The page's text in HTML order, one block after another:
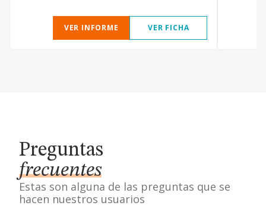
VER INFORME VER FICHA
Preguntas
frecuentes
Estas son alguna de las preguntas que se
hacen nuestros usuarios